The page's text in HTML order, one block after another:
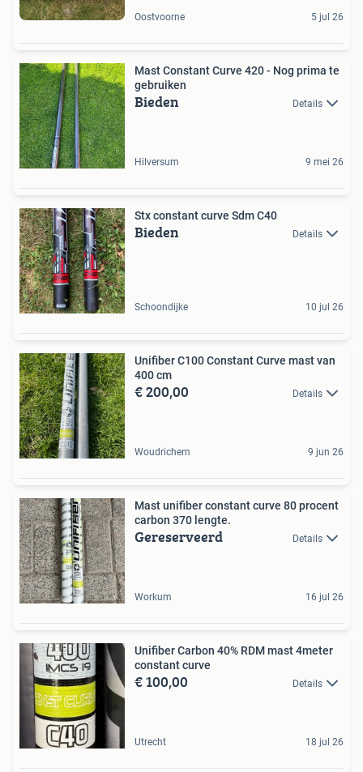
Oostvoorne 5 jul 26
Mast Constant Curve 420 - Nog prima te
gebruiken
Bieden Details
Hilversum 9 mei 26
Stx constant curve Sdm C40
Bieden Details
Schoondijke 10 jul 26
Unifiber C100 Constant Curve mast van
400 cm
€ 200,00 Details
Woudrichem 9 jun 26
Mast unifiber constant curve 80 procent
carbon 370 lengte.
Gereserveerd Details
Workum 16 jul 26
Unifiber Carbon 40% RDM mast 4meter
constant curve
€ 100,00 Details
Utrecht 18 jul 26